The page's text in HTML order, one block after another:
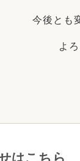
今後とも
よ
はこちら